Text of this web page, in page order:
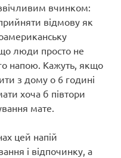
вчинком:
відмову як
люди просто не
напою. Кажуть, якщо
з дому о 6 годині
хоча б півтори
мате.
цей напій
і відпочинку, а